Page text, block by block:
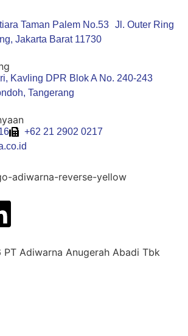
Taman Palem No.53 Jl. Outer Ring
Jakarta Barat 11730
Kavling DPR Blok A No. 240-243
Tangerang
+62 21 2902 0217
Adiwarna Anugerah Abadi Tbk